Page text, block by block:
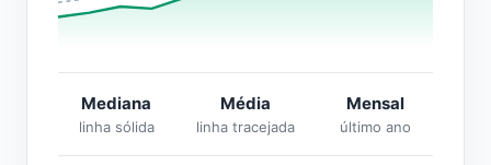
Mediana
linha sólida
Média
linha tracejada
Mensal
último ano